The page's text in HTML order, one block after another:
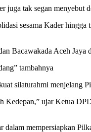
tak segan menyebut
sesama Kader hingga
Bacawakada Aceh
tambahnya
silaturahmi menjelang
ujar Ketua
mempersiapkan